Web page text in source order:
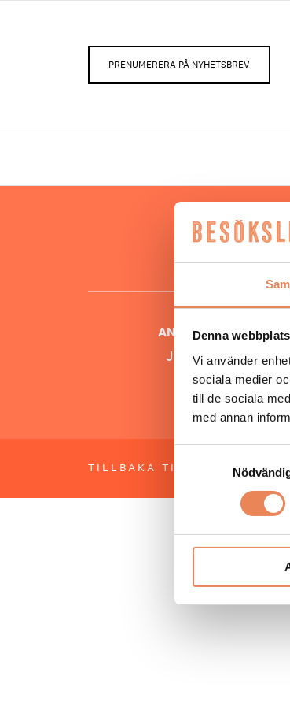
Denna
Vi använder
sociala medier
till de sociala
med annan
PRENUMERERA PÅ NYHETSBREV
ANSVARIG UTGIVARE
Jonas Siljhammar
TILLBAKA TILL TOPPEN